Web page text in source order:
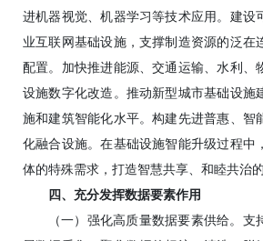
进机器视觉、机器学习等技术应用。建设
业互联网基础设施，支撑制造资源的泛在
配置。加快推进能源、交通运输、水利、
设施数字化改造。推动新型城市基础设施
施和建筑智能化水平。构建先进普惠、智
化融合设施。在基础设施智能升级过程中
体的特殊需求，打造智慧共享、和睦共治
四、充分发挥数据要素作用
（一）强化高质量数据要素供给。